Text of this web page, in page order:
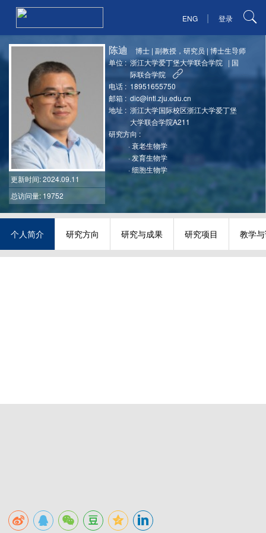
ENG | 登录
更新时间: 2024.09.11
总访问量: 19752
陈迪 博士 |副教授，研究员 |博士生导师
单位 : 浙江大学爱丁堡大学联合学院 | 国
际联合学院
电话 : 18951655750
邮箱 : dic@intl.zju.edu.cn
地址 : 浙江大学国际校区浙江大学爱丁堡
大学联合学院A211
研究方向 :
·衰老生物学
· 发育生物学
·细胞生物学
个人简介 研究方向 研究与成果 研究项目 教学